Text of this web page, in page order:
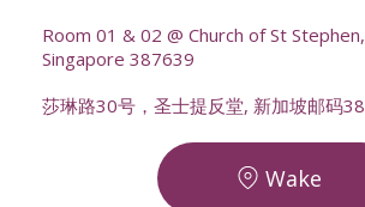
Room 01 & 02 @ Church of St
Singapore 387639
莎琳路30号，圣士提反堂, 新加坡邮码
Wake